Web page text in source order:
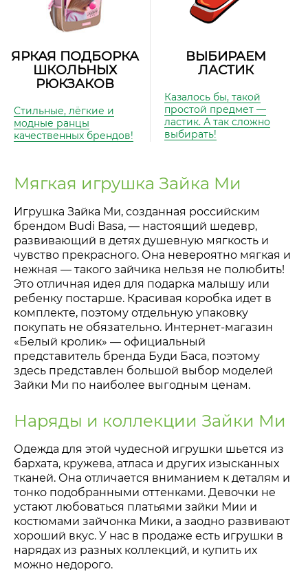
ЯРКАЯ ПОДБОРКА
ШКОЛЬНЫХ
РЮКЗАКОВ
Стильные, лёгкие и
модные ранцы
качественных брендов!
ВЫБИРАЕМ
ЛАСТИК
Казалось бы, такой
простой предмет —
ластик. А так сложно
выбирать!
Мягкая игрушка Зайка Ми
Игрушка Зайка Ми, созданная российским
брендом Budi Basa, — настоящий шедевр,
развивающий в детях душевную мягкость и
чувство прекрасного. Она невероятно мягкая и
нежная — такого зайчика нельзя не полюбить!
Это отличная идея для подарка малышу или
ребенку постарше. Красивая коробка идет в
комплекте, поэтому отдельную упаковку
покупать не обязательно. Интернет-магазин
«Белый кролик» — официальный
представитель бренда Буди Баса, поэтому
здесь представлен большой выбор моделей
Зайки Ми по наиболее выгодным ценам.
Наряды и коллекции Зайки Ми
Одежда для этой чудесной игрушки шьется из
бархата, кружева, атласа и других изысканных
тканей. Она отличается вниманием к деталям и
тонко подобранными оттенками. Девочки не
устают любоваться платьями зайки Мии и
костюмами зайчонка Мики, а заодно развивают
хороший вкус. У нас в продаже есть игрушки в
нарядах из разных коллекций, и купить их
можно недорого.